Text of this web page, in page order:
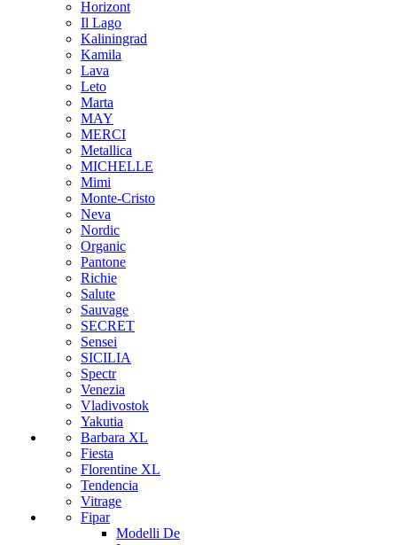
Horizont
Il Lago
Kaliningrad
Kamila
Lava
Leto
Marta
MAY
MERCI
Metallica
MICHELLE
Mimi
Monte-Cristo
Neva
Nordic
Organic
Pantone
Richie
Salute
Sauvage
SECRET
Sensei
SICILIA
Spectr
Venezia
Vladivostok
Yakutia
Barbara XL
Fiesta
Florentine XL
Tendencia
Vitrage
Fipar
Modelli De